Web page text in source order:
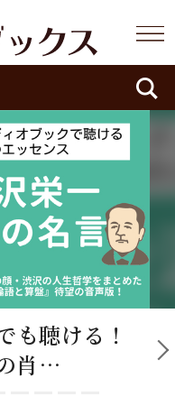
も聴ける！
肖…